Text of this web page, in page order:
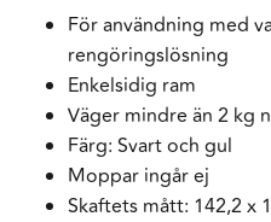
För användning med
rengöringslösning
Enkelsidig ram
Väger mindre än 2 kg
Färg: Svart och gul
Moppar ingår ej
Skaftets mått: 142,2 x